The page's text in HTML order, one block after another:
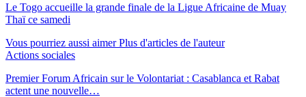
Le Togo accueille la grande finale de la Ligue Africaine de Muay
Thaï ce samedi
Vous pourriez aussi aimer Plus d'articles de l'auteur
Actions sociales
Premier Forum Africain sur le Volontariat : Casablanca et Rabat
actent une nouvelle…